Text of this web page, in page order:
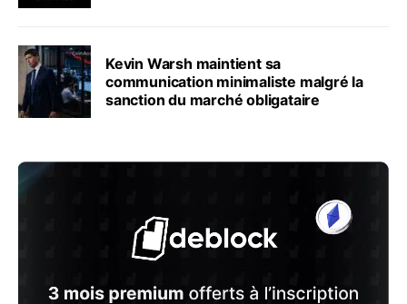
Kevin Warsh maintient sa
communication minimaliste malgré la
sanction du marché obligataire